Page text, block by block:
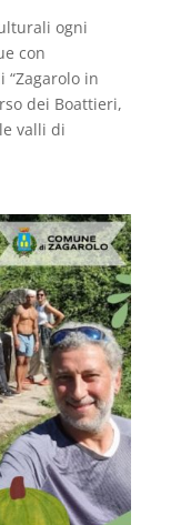
ogni
con
in
dei Boattieri,
valli di